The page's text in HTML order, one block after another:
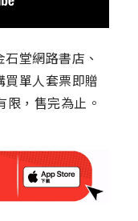
堂網路書店、
單人套票即贈
限，售完為止。